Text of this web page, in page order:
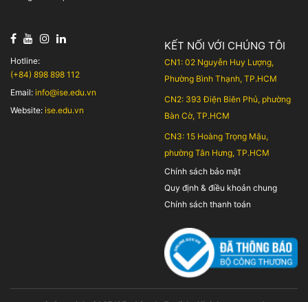
KẾT NỐI VỚI CHÚNG TÔI
CN1: 02 Nguyễn Huy Lượng,
Phường Bình Thạnh, TP.HCM
CN2: 393 Điện Biên Phủ, phường
Bàn Cờ, TP.HCM
CN3: 15 Hoàng Trọng Mậu,
phường Tân Hưng, TP.HCM
Chính sách bảo mật
Quy định & điều khoản chung
Chính sách thanh toán
Hotline:
(+84) 898 898 112
Email: info@ise.edu.vn
Website: ise.edu.vn